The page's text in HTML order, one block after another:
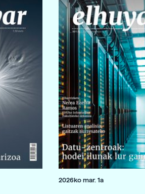
2026ko mar. 1a